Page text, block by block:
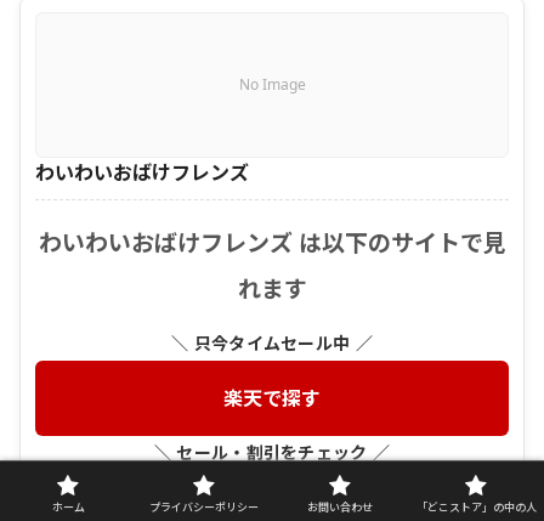
No Image
わいわいおばけフレンズ
わいわいおばけフレンズ は以下のサイトで見
れます
＼ 只今タイムセール中 ／
楽天で探す
＼ セール・割引をチェック ／
Amazonで探す
ホーム プライバシーポリシー お問い合わせ 「どこストア」の中の人